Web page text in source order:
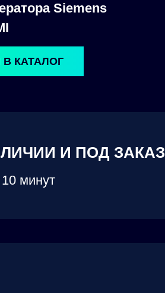
И ПОД ЗАКАЗ
минут
Siemens
В КАТАЛОГ